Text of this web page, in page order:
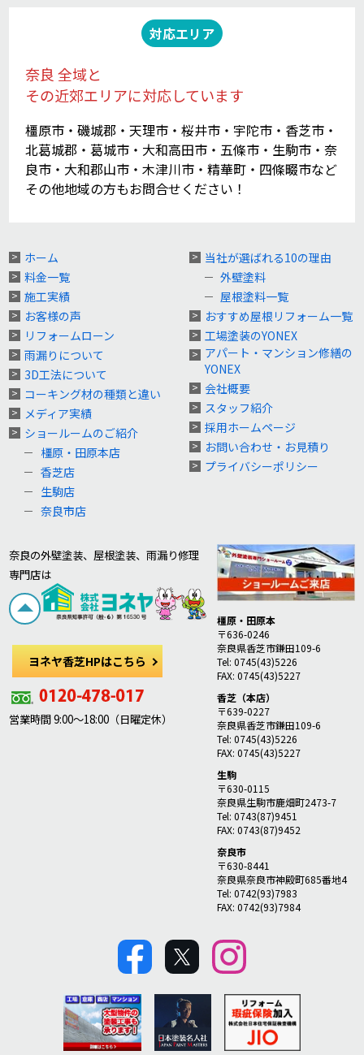
対応エリア
奈良 全域と
その近郊エリアに対応しています
橿原市・磯城郡・天理市・桜井市・宇陀市・香芝市・
北葛城郡・葛城市・大和高田市・五條市・生駒市・奈
良市・大和郡山市・木津川市・精華町・四條畷市など
その他地域の方もお問合せください！
ホーム
料金一覧
施工実績
お客様の声
リフォームローン
雨漏りについて
3D工法について
コーキング材の種類と違い
メディア実績
ショールームのご紹介
橿原・田原本店
香芝店
生駒店
奈良市店
当社が選ばれる10の理由
外壁塗料
屋根塗料一覧
おすすめ屋根リフォーム一覧
工場塗装のYONEX
アパート・マンション修繕の
YONEX
会社概要
スタッフ紹介
採用ホームページ
お問い合わせ・お見積り
プライバシーポリシー
奈良の外壁塗装、屋根塗装、雨漏り修理
専門店は
ヨネヤ香芝HPはこちら
営業時間 9:00～18:00（日曜定休）
橿原・田原本
〒636-0246
奈良県香芝市鎌田109-6
Tel: 0745(43)5226
FAX: 0745(43)5227
香芝（本店）
〒639-0227
奈良県香芝市鎌田109-6
Tel: 0745(43)5226
FAX: 0745(43)5227
生駒
〒630-0115
奈良県生駒市鹿畑町2473-7
Tel: 0743(87)9451
FAX: 0743(87)9452
奈良市
〒630-8441
奈良県奈良市神殿町685番地4
Tel: 0742(93)7983
FAX: 0742(93)7984